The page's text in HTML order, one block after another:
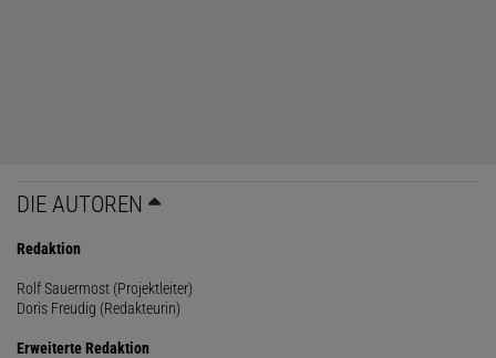
DIE AUTOREN
Redaktion
Rolf Sauermost (Projektleiter)
Doris Freudig (Redakteurin)
Erweiterte Redaktion